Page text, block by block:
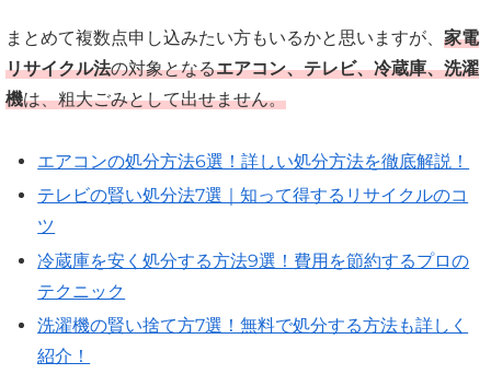
まとめて複数点申し込みたい方もいるかと思いますが、 家電
リサイクル法の対象となるエアコン、テレビ、冷蔵庫、洗濯
機は、粗大ごみとして出せません。
エアコンの処分方法6選！詳しい処分方法を徹底解説！
テレビの賢い処分法7選｜知って得するリサイクルのコ
ツ
冷蔵庫を安く処分する方法9選！費用を節約するプロの
テクニック
洗濯機の賢い捨て方7選！無料で処分する方法も詳しく
紹介！